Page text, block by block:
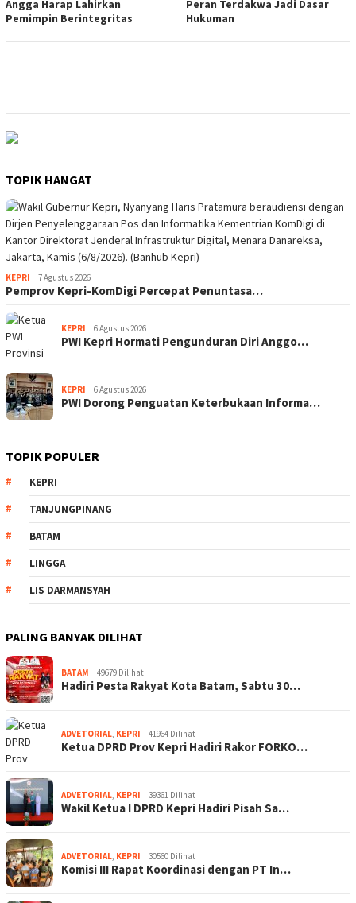
Angga Harap Lahirkan
Pemimpin Berintegritas
Peran Terdakwa Jadi Dasar
Hukuman
TOPIK HANGAT
KEPRI 7 Agustus 2026
Pemprov Kepri-KomDigi Percepat Penuntasa…
KEPRI 6 Agustus 2026
PWI Kepri Hormati Pengunduran Diri Anggo…
KEPRI 6 Agustus 2026
PWI Dorong Penguatan Keterbukaan Informa…
TOPIK POPULER
KEPRI
TANJUNGPINANG
BATAM
LINGGA
LIS DARMANSYAH
PALING BANYAK DILIHAT
BATAM 49679 Dilihat
Hadiri Pesta Rakyat Kota Batam, Sabtu 30…
ADVETORIAL, KEPRI 41964 Dilihat
Ketua DPRD Prov Kepri Hadiri Rakor FORKO…
ADVETORIAL, KEPRI 39361 Dilihat
Wakil Ketua I DPRD Kepri Hadiri Pisah Sa…
ADVETORIAL, KEPRI 30560 Dilihat
Komisi III Rapat Koordinasi dengan PT In…